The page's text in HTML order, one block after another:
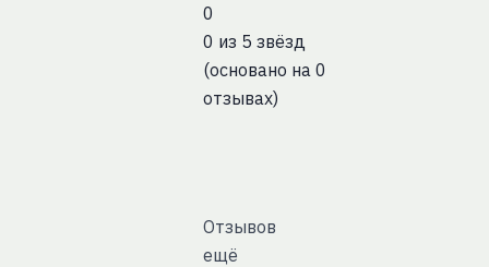
0
0 из 5 звёзд
(основано на 0
отзывах)
Отзывов
ещё